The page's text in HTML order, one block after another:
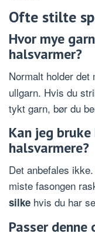
Ofte stilte
Hvor mye
halsvarmer?
Normalt holder det
ullgarn. Hvis du
tykt garn, bør du
Kan jeg
halsvarmere?
Det anbefales
miste fasongen
silke hvis du har
Passer